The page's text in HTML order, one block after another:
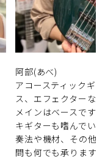
阿部(あべ)
アコースティックギ
ス、エフェクターな
メインはベースです
キギターも嗜んでい
奏法や機材、その他
問も何でも承ります